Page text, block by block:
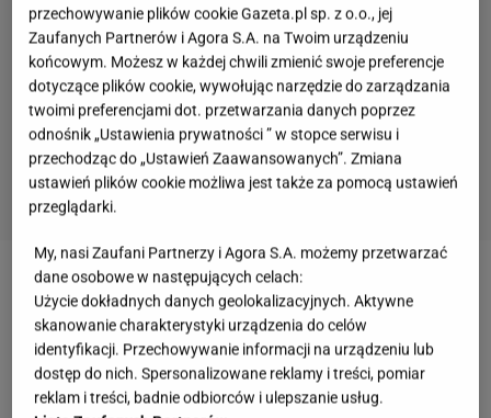
Zobacz wideo"Miss Americana" - 31 stycznia
premiera dokumentu o Taylor Swift. Osobista
historia kulis sławy
przechowywanie plików cookie Gazeta.pl sp. z o.o., jej
Zaufanych Partnerów i Agora S.A. na Twoim urządzeniu
końcowym. Możesz w każdej chwili zmienić swoje preferencje
dotyczące plików cookie, wywołując narzędzie do zarządzania
twoimi preferencjami dot. przetwarzania danych poprzez
odnośnik „Ustawienia prywatności ” w stopce serwisu i
przechodząc do „Ustawień Zaawansowanych”. Zmiana
ustawień plików cookie możliwa jest także za pomocą ustawień
przeglądarki.
My, nasi Zaufani Partnerzy i Agora S.A. możemy przetwarzać
dane osobowe w następujących celach:
Użycie dokładnych danych geolokalizacyjnych. Aktywne
skanowanie charakterystyki urządzenia do celów
identyfikacji. Przechowywanie informacji na urządzeniu lub
dostęp do nich. Spersonalizowane reklamy i treści, pomiar
reklam i treści, badnie odbiorców i ulepszanie usług.